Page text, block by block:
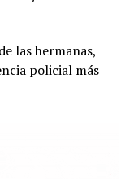
las hermanas,
policial más